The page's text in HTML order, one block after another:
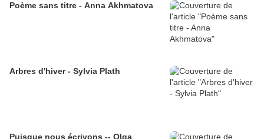
Poème sans titre - Anna Akhmatova
Arbres d'hiver - Sylvia Plath
Puisque nous écrivons -- Olga